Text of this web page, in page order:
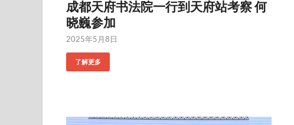
成都天府书法院一行到天府站考察 何
晓巍参加
2025年5月8日
了解更多